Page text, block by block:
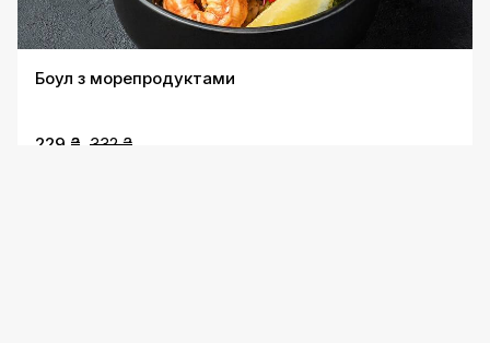
Боул з морепродуктами
229 ₴ 332 ₴